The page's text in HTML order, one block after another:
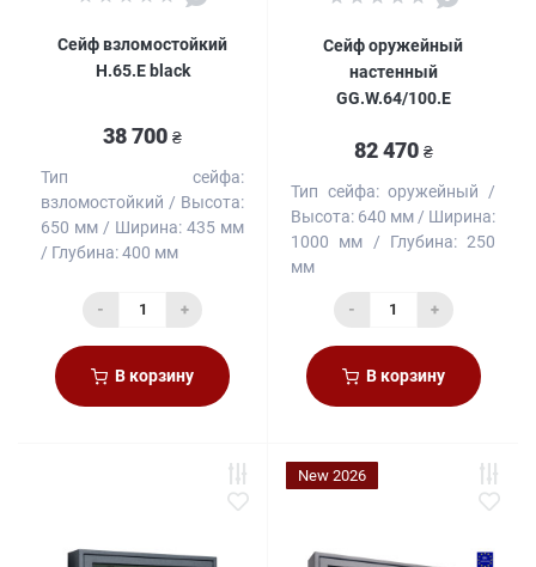
Сейф взломостойкий
H.65.E black
38 700 ₴
Тип сейфа:
взломостойкий
Высота:
650 мм
Ширина: 435 мм
Глубина:400 мм
- +
В корзину
Сейф оружейный
настенный
GG.W.64/100.E
82 470 ₴
Тип сейфа: оружейный
Высота: 640 мм
Ширина:
1000 мм
Глубина: 250
мм
- +
В корзину
New 2026